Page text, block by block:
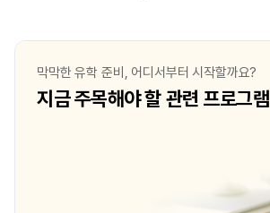
막막한 유학 준비, 어디서부터 시작할까요?
지금 주목해야 할 관련 프로그램